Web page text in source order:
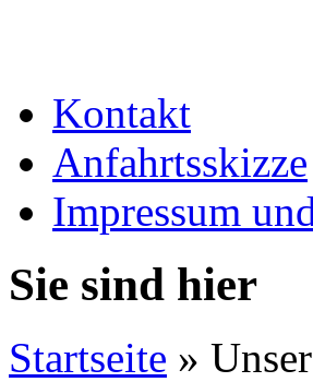
Kontakt
Anfahrtsskizze
Impressum
Sie sind hier
Startseite »